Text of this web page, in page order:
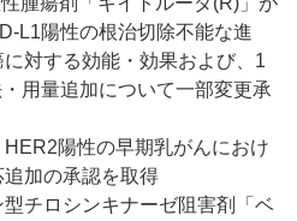
L1陽性の根治切除不能な進
対する効能・効果および、1
用量追加について一部変更承
HER2陽性の早期乳がんにおけ
加の承認を取得
型チロシンキナーゼ阻害剤「ベ